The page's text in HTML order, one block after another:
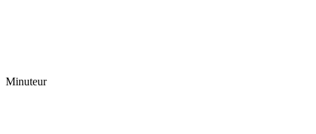
Minuteur